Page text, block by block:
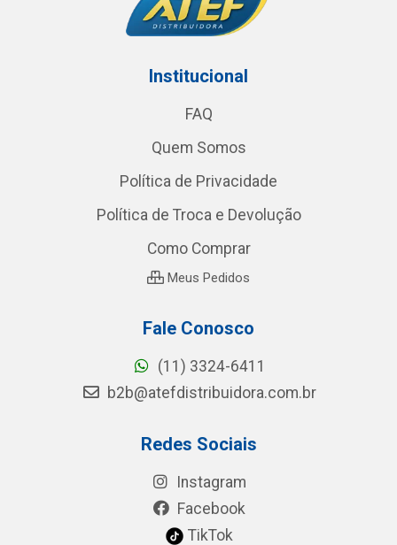
Institucional
FAQ
Quem Somos
Política de Privacidade
Política de Troca e Devolução
Como Comprar
Meus Pedidos
Fale Conosco
(11) 3324-6411
b2b@atefdistribuidora.com.br
Redes Sociais
Instagram
Facebook
TikTok